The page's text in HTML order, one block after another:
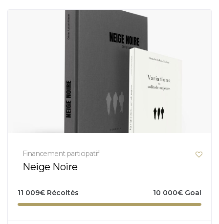
Financement participatif
Neige Noire
11 009€ Récoltés 10 000€ Goal